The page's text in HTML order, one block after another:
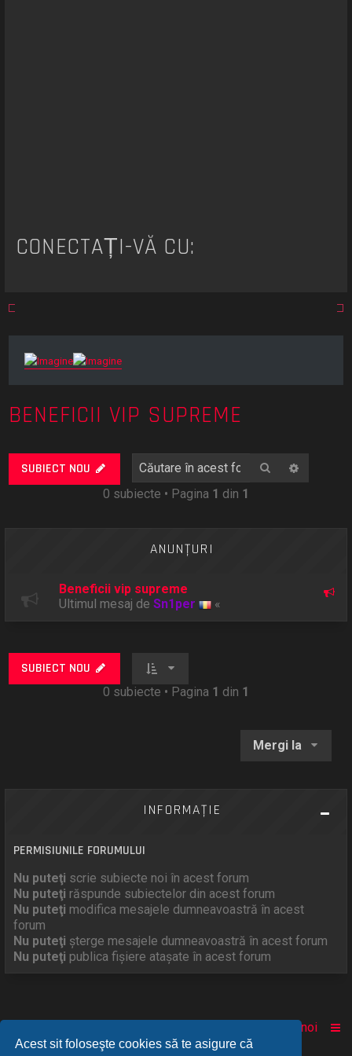
Acest sit foloseşte cookies să te asigure că
CONECTAȚI-VĂ CU:
BENEFICII VIP SUPREME
SUBIECT NOU Căutare
0 subiecte • Pagina 1 din 1
ANUNŢURI
Beneficii vip supreme
Ultimul mesaj deSn1per «
SUBIECT NOU
0 subiecte • Pagina 1 din 1
Mergi la
INFORMAŢIE
PERMISIUNILE FORUMULUI
Nu puteţi scrie subiecte noi în acest forum
Nu puteţi răspunde subiectelor din acest forum
Nu puteţi modifica mesajele dumneavoastră în acest
forum
Nu puteţi şterge mesajele dumneavoastră în acest forum
Nu puteţi publica fişiere ataşate în acest forum
Despre noi